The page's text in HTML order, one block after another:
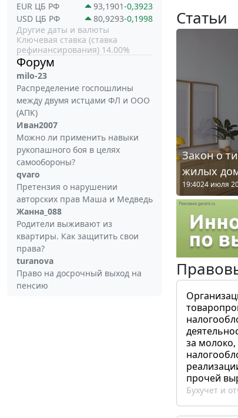
EUR ЦБ РФ
93,1901-0,3923
USD ЦБ РФ
80,9293-0,1998
Другие даты и валюты
Ключевая ставка (ставка
рефинансирования) 14.00%
Форум
milo-23
Распределение госпошлины
между двумя истцами ФЛ и ООО
(АПК)
Иван2007
Можно ли применить навыки
рукопашного боя в целях
самообороны?
qvaro
Претензия о нарушении
авторских прав Маша и Медведь
Жанна_088
Родители выживают из
квартиры. Как защитить свои
права?
turanova
Право на досрочный выход на
пенсию
Статьи
Закон о
жилых
19:4024 июля
за
прочей
Бухучет и